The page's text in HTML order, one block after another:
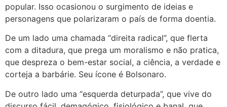
popular. Isso ocasionou o surgimento de ideias e
personagens que polarizaram o país de forma doentia.
De um lado uma chamada “direita radical”, que flerta
com a ditadura, que prega um moralismo e não pratica,
que despreza o bem-estar social, a ciência, a verdade e
corteja a barbárie. Seu ícone é Bolsonaro.
De outro lado uma “esquerda deturpada”, que vive do